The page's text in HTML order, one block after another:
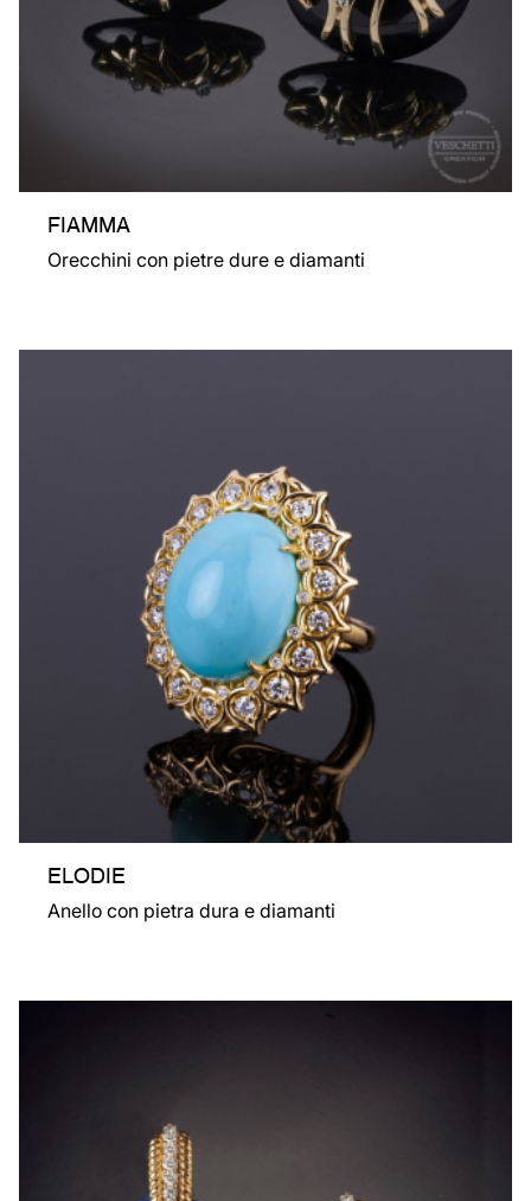
FIAMMA
Orecchini con pietre dure e diamanti
ELODIE
Anello con pietra dura e diamanti